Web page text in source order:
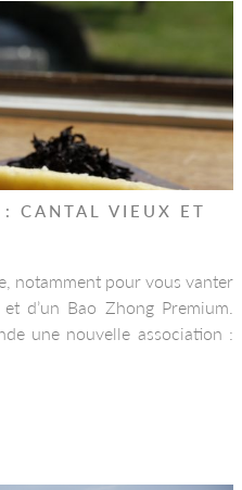
CANTAL VIEUX ET
notamment pour vous vanter
d’un Bao Zhong Premium.
une nouvelle association :